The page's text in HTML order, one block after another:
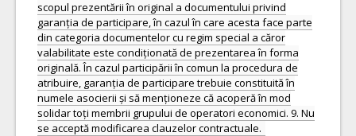
scopul prezentării în original a documentului privind
garanția de participare, în cazul în care acesta face parte
din categoria documentelor cu regim special a căror
valabilitate este condiționată de prezentarea în forma
originală. În cazul participării în comun la procedura de
atribuire, garanția de participare trebuie constituită în
numele asocierii și să menționeze că acoperă în mod
solidar toți membrii grupului de operatori economici. 9. Nu
se acceptă modificarea clauzelor contractuale.